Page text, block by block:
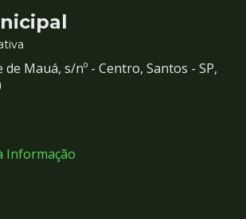
de Mauá, s/nº - Centro, Santos - SP,
Informação